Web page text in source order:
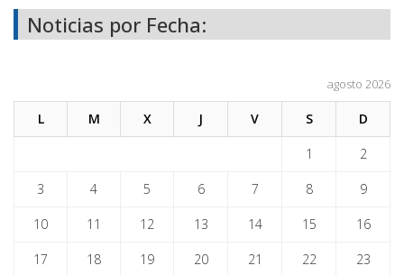
Noticias por Fecha:
agosto 2026
L M X J V S D
1 2
3 4 5 6 7 8 9
10 11 12 13 14 15 16
17 18 19 20 21 22 23